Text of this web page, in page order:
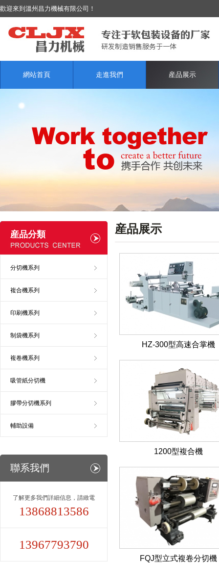
歡迎來到溫州昌力機械有限公司！
網站首頁 走進我們 産品展示
産品展示
HZ-300型高速合掌機
1200型複合機
FQJ型立式複卷分切機
産品分類
分切機系列
複合機系列
印刷機系列
制袋機系列
複卷機系列
吸管紙分切機
膠帶分切機系列
輔助設備
聯系我們
了解更多我們詳細信息，請緻電
13868813586
13967793790